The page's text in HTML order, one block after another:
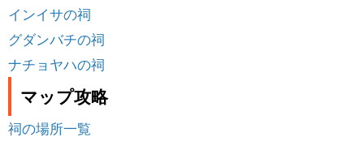
インイサの祠
グダンバチの祠
ナチョヤハの祠
マップ攻略
祠の場所一覧